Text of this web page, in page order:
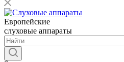
Европейские
слуховые аппараты